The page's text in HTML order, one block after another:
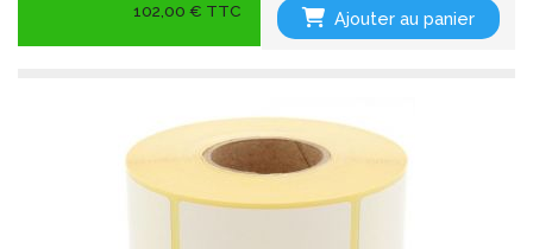
102,00 € TTC Ajouter au panier